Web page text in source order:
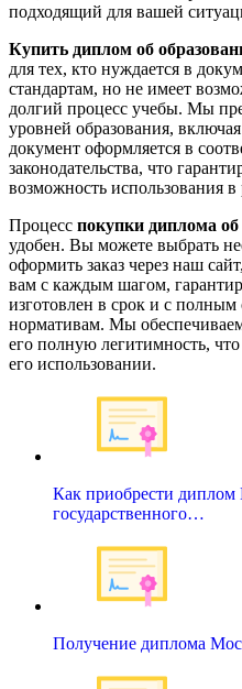
подходящий для вашей
Купить диплом об
для тех, кто нуждается в
стандартам, но не имеет
долгий процесс учебы. Мы
уровней образования,
документ оформляется в
законодательства, что
возможность использования
Процесс покупки диплома об
удобен. Вы можете выбрать
оформить заказ через наш
вам с каждым шагом,
изготовлен в срок и с полным
нормативам. Мы
его полную легитимность,
его использовании.
Как приобрести диплом
государственного…
Получение диплома